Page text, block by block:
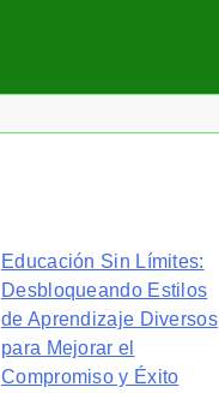
Educación Sin Límites:
Desbloqueando Estilos
de Aprendizaje Diversos
para Mejorar el
Compromiso y Éxito